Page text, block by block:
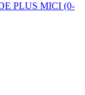
PLUS MICI (0-